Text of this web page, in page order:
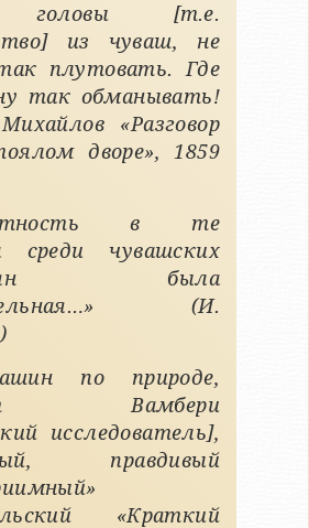
головы [т.е.
из чуваш, не
плутовать. Где
так обманывать!
«Разговор
дворе», 1859
в те
среди чувашских
была
(И.
по природе,
Вамбери
исследователь],
правдивый
«Краткий